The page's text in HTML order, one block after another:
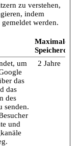
zu verstehen,
indem
werden.
Maximale
um
das
das
des
senden.
und
2 Jahre